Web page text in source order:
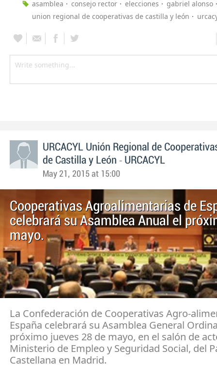
asamblea consejo rector elecciones
gabriel alonso
union regional de cooperativas de castilla y león
URCACYL Unión Regional de
de Castilla y León - URCACYL
May 21, 2015 at 15:00
Cooperativas Agroalimentarias de
celebrará su Asamblea Anual el
mayo.
La Confederación de Cooperativas Agro-
España celebrará su Asamblea General
próximo jueves 28 de mayo, en el salón de
Ministerio de Empleo y Seguridad Social, del
Castellana en Madrid.